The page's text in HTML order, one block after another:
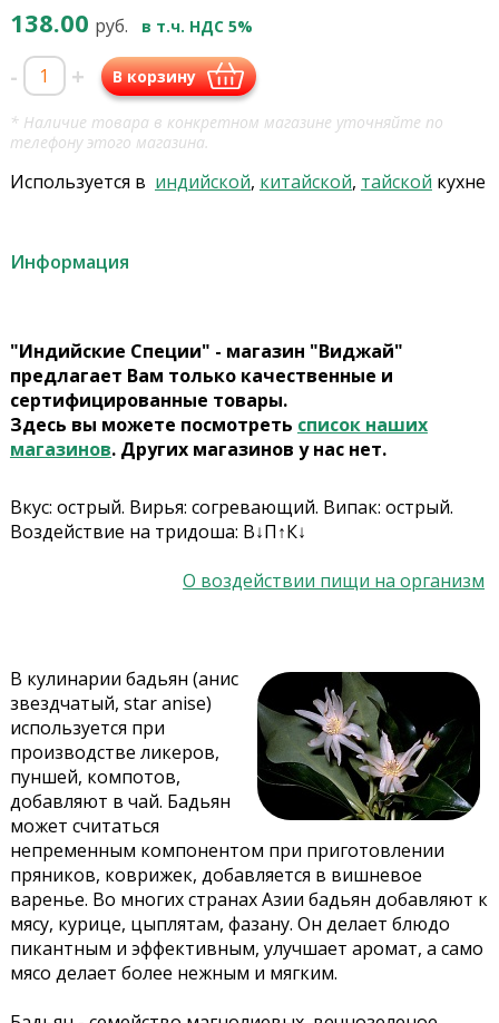
138.00 руб. в т.ч. НДС 5%
- + В корзину
* Наличие товара в конкретном магазине уточняйте по
телефону этого магазина.
Используется в индийской, китайской, тайской кухне
Информация
"Индийские Специи" - магазин "Виджай"
предлагает Вам только качественные и
сертифицированные товары.
Здесь вы можете посмотреть список наших
магазинов. Других магазинов у нас нет.
Вкус: острый. Вирья: cогревающий. Випак: острый.
Воздействие на тридоша: В↓П↑К↓
О воздействии пищи на организм
В кулинарии бадьян (анис
звездчатый, star anise)
используется при
производстве ликеров,
пуншей, компотов,
добавляют в чай. Бадьян
может считаться
непременным компонентом при приготовлении
пряников, коврижек, добавляется в вишневое
варенье. Во многих странах Азии бадьян добавляют к
мясу, курице, цыплятам, фазану. Он делает блюдо
пикантным и эффективным, улучшает аромат, а само
мясо делает более нежным и мягким.